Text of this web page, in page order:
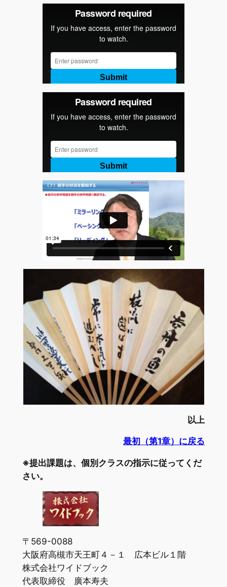
以上
最初（第1章）に戻る
※提出課題は、個別クラスの指示に従ってくだ
さい。
〒569-0088
大阪府高槻市天王町４－１ 広本ビル１階
株式会社ワイドブック
代表取締役 廣本寿夫